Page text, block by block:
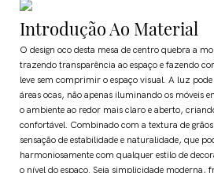
Introdução Ao Material
O design oco desta mesa de centro quebra a
trazendo transparência ao espaço e fazendo
leve sem comprimir o espaço visual. A luz
áreas ocas, não apenas iluminando os móveis
o ambiente ao redor mais claro e aberto,
confortável. Combinado com a textura de
sensação de estabilidade e naturalidade, que
harmoniosamente com qualquer estilo de
o nível do espaço. Seja simplicidade moderna,